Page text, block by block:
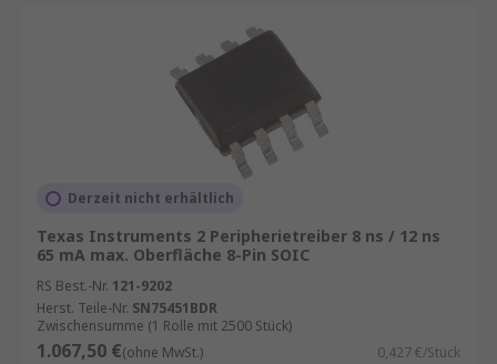
Derzeit nicht erhältlich
Texas Instruments 2 Peripherietreiber 8 ns / 12 ns
65 mA max. Oberfläche 8-Pin SOIC
RS Best.-Nr. 121-9202
Herst. Teile-Nr. SN75451BDR
Zwischensumme (1 Rolle mit 2500 Stück)
1.067,50 €(ohne MwSt.) 0,427 €/Stück